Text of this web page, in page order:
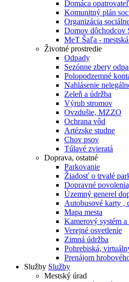
Domáca
Komunitný plán
Organizácia
Domov dôchodcov
MeT Šaľa -
Životné prostredie
Odpady
Sezónne zbery
Polopodzemné
Nahlásenie
Zeleň a údržba
Výrub stromov
Ovzdušie, MZZO
Ochrana vôd
Artézske studne
Chov psov
Túlavé zvieratá
Doprava, ostatné
Parkovanie
Žiadosť o trvalé
Dopravné
Územný generel
Autobusové karty ,
Mapa mesta
Kamerový systém a
Verejné osvetlenie
Zimná údržba
Pohrebiská,
Prenájom
Služby Služby
Mestský úrad